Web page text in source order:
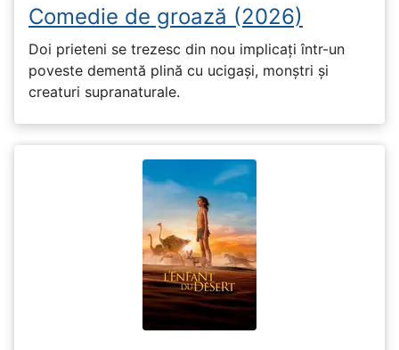
Comedie de groază (2026)
Doi prieteni se trezesc din nou implicați într-un
poveste dementă plină cu ucigași, monștri și
creaturi supranaturale.